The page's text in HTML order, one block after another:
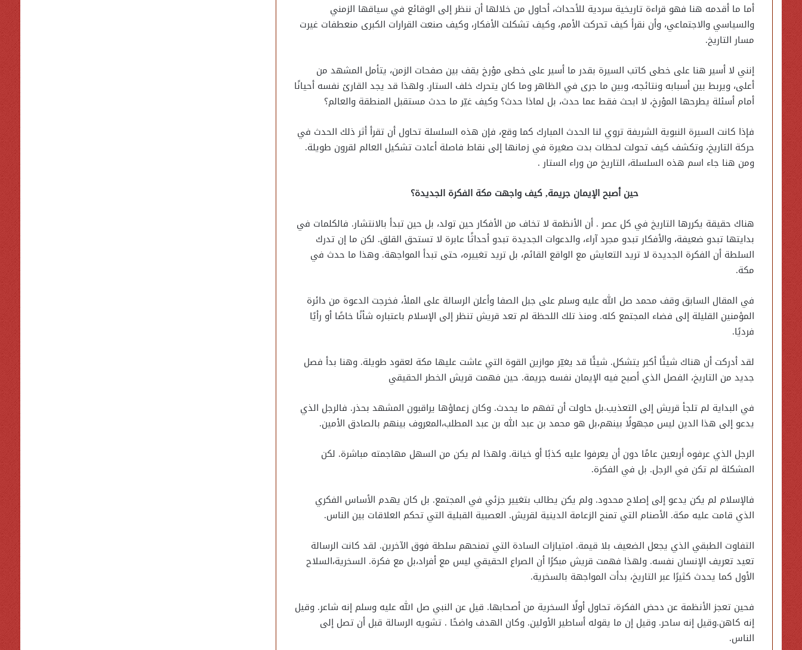
أما ما أقدمه هنا فهو قراءة تاريخية سردية للأحداث، أحاول من خلالها أن ننظر إلى الوقائع في سياقها الزمني
والسياسي والاجتماعي، وأن نقرأ كيف تحركت الأمم، وكيف تشكلت الأفكار، وكيف صنعت القرارات الكبرى منعطفات غيرت
مسار التاريخ.
إنني لا أسير هنا على خطى كاتب السيرة بقدر ما أسير على خطى مؤرخ يقف بين صفحات الزمن، يتأمل المشهد من
أعلى، ويربط بين أسبابه ونتائجه، وبين ما جرى في الظاهر وما كان يتحرك خلف الستار. ولهذا قد يجد القارئ نفسه أحيانًا
أمام أسئلة يطرحها المؤرخ، لا ابحث فقط عما حدث، بل لماذا حدث؟ وكيف غيّر ما حدث مستقبل المنطقة والعالم؟
فإذا كانت السيرة النبوية الشريفة تروي لنا الحدث المبارك كما وقع، فإن هذه السلسلة تحاول أن تقرأ أثر ذلك الحدث في
حركة التاريخ، وتكشف كيف تحولت لحظات بدت صغيرة في زمانها إلى نقاط فاصلة أعادت تشكيل العالم لقرون طويلة.
ومن هنا جاء اسم هذه السلسلة، التاريخ من وراء الستار .
حين أصبح الإيمان جريمة, كيف واجهت مكة الفكرة الجديدة؟
هناك حقيقة يكررها التاريخ في كل عصر . أن الأنظمة لا تخاف من الأفكار حين تولد، بل حين تبدأ بالانتشار. فالكلمات في
بدايتها تبدو ضعيفة، والأفكار تبدو مجرد آراء، والدعوات الجديدة تبدو أحداثًا عابرة لا تستحق القلق. لكن ما إن تدرك
السلطة أن الفكرة الجديدة لا تريد التعايش مع الواقع القائم، بل تريد تغييره، حتى تبدأ المواجهة. وهذا ما حدث في
مكة.
في المقال السابق وقف محمد صل الله عليه وسلم على جبل الصفا وأعلن الرسالة على الملأ، فخرجت الدعوة من دائرة
المؤمنين القليلة إلى فضاء المجتمع كله. ومنذ تلك اللحظة لم تعد قريش تنظر إلى الإسلام باعتباره شأنًا خاصًا أو رأيًا
فرديًا.
لقد أدركت أن هناك شيئًا أكبر يتشكل. شيئًا قد يغيّر موازين القوة التي عاشت عليها مكة لعقود طويلة. وهنا بدأ فصل
جديد من التاريخ، الفصل الذي أصبح فيه الإيمان نفسه جريمة. حين فهمت قريش الخطر الحقيقي
في البداية لم تلجأ قريش إلى التعذيب.بل حاولت أن تفهم ما يحدث. وكان زعماؤها يراقبون المشهد بحذر. فالرجل الذي
يدعو إلى هذا الدين ليس مجهولًا بينهم،بل هو محمد بن عبد الله بن عبد المطلب،المعروف بينهم بالصادق الأمين.
الرجل الذي عرفوه أربعين عامًا دون أن يعرفوا عليه كذبًا أو خيانة. ولهذا لم يكن من السهل مهاجمته مباشرة. لكن
المشكلة لم تكن في الرجل. بل في الفكرة.
فالإسلام لم يكن يدعو إلى إصلاح محدود. ولم يكن يطالب بتغيير جزئي في المجتمع. بل كان يهدم الأساس الفكري
الذي قامت عليه مكة. الأصنام التي تمنح الزعامة الدينية لقريش. العصبية القبلية التي تحكم العلاقات بين الناس.
التفاوت الطبقي الذي يجعل الضعيف بلا قيمة. امتيازات السادة التي تمنحهم سلطة فوق الآخرين. لقد كانت الرسالة
تعيد تعريف الإنسان نفسه. ولهذا فهمت قريش مبكرًا أن الصراع الحقيقي ليس مع أفراد،بل مع فكرة. السخرية،السلاح
الأول كما يحدث كثيرًا عبر التاريخ، بدأت المواجهة بالسخرية.
فحين تعجز الأنظمة عن دحض الفكرة، تحاول أولًا السخرية من أصحابها. قيل عن النبي صل الله عليه وسلم إنه شاعر. وقيل
إنه كاهن.وقيل إنه ساحر. وقيل إن ما يقوله أساطير الأولين. وكان الهدف واضحًا . تشويه الرسالة قبل أن تصل إلى
الناس.